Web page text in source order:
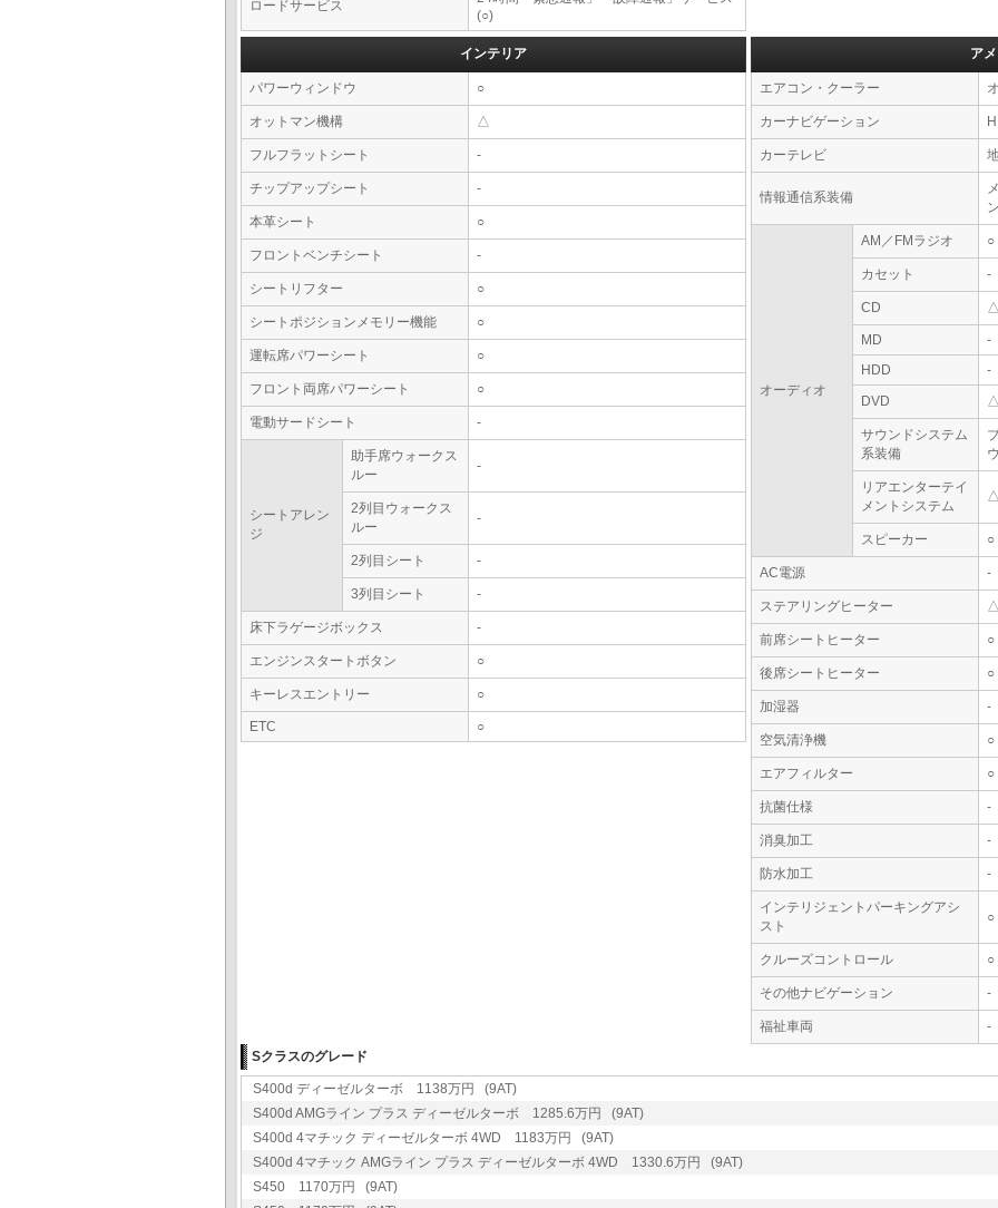
ロードサービス
(○)
インテリア
パワーウィンドウ ○
オットマン機構 △
フルフラットシート -
チップアップシート -
本革シート ○
フロントベンチシート -
シートリフター ○
シートポジションメモリー機能 ○
運転席パワーシート ○
フロント両席パワーシート ○
電動サードシート -
シートアレン
ジ
助手席ウォークス
ルー
-
2列目ウォークス
ルー
-
2列目シート -
3列目シート -
床下ラゲージボックス -
エンジンスタートボタン ○
キーレスエントリー ○
ETC ○
ア
エアコン・クーラー
カーナビゲーション
カーテレビ
情報通信系装備
オーディオ
AM／FMラジオ ○
カセット -
CD
MD
-
HDD
-
DVD
サウンドシステム
系装備
リアエンターテイ
メントシステム
スピーカー ○
AC電源 -
ステアリングヒーター
前席シートヒーター ○
後席シートヒーター ○
加湿器 -
空気清浄機 ○
エアフィルター ○
抗菌仕様 -
消臭加工 -
防水加工 -
インテリジェントパーキングアシ
スト
○
クルーズコントロール ○
その他ナビゲーション -
福祉車両
-
Sクラスのグレード
S400d ディーゼルターボ 1138万円 (9AT)
S400d AMGライン プラス ディーゼルターボ 1285.6万円 (9AT)
S400d 4マチック ディーゼルターボ 4WD 1183万円 (9AT)
S400d 4マチック AMGライン プラス ディーゼルターボ 4WD 1330.6万円 (9AT)
S450 1170万円 (9AT)